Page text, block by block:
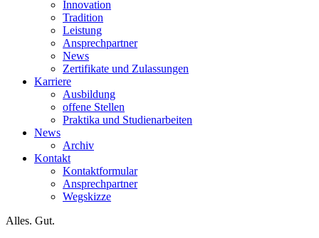
Innovation
Tradition
Leistung
Ansprechpartner
News
Zertifikate und Zulassungen
Karriere
Ausbildung
offene Stellen
Praktika und Studienarbeiten
News
Archiv
Kontakt
Kontaktformular
Ansprechpartner
Wegskizze
Alles. Gut.